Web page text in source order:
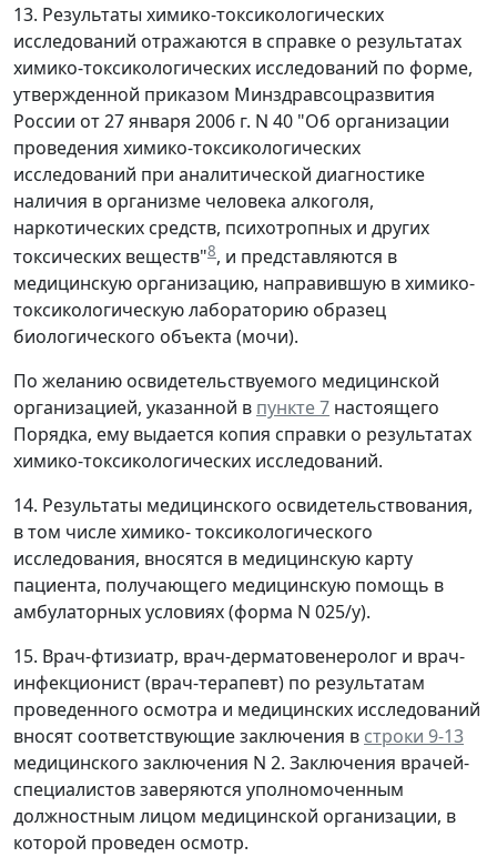
13. Результаты химико-токсикологических
исследований отражаются в справке о результатах
химико-токсикологических исследований по форме,
утвержденной приказом Минздравсоцразвития
России от 27 января 2006 г. N 40 "Об организации
проведения химико-токсикологических
исследований при аналитической диагностике
наличия в организме человека алкоголя,
наркотических средств, психотропных и других
токсических веществ"8, и представляются в
медицинскую организацию, направившую в химико-
токсикологическую лабораторию образец
биологического объекта (мочи).
По желанию освидетельствуемого медицинской
организацией, указанной в пункте 7 настоящего
Порядка, ему выдается копия справки о результатах
химико-токсикологических исследований.
14. Результаты медицинского освидетельствования,
в том числе химико- токсикологического
исследования, вносятся в медицинскую карту
пациента, получающего медицинскую помощь в
амбулаторных условиях (форма N 025/у).
15. Врач-фтизиатр, врач-дерматовенеролог и врач-
инфекционист (врач-терапевт) по результатам
проведенного осмотра и медицинских исследований
вносят соответствующие заключения в строки 9-13
медицинского заключения N 2. Заключения врачей-
специалистов заверяются уполномоченным
должностным лицом медицинской организации, в
которой проведен осмотр.